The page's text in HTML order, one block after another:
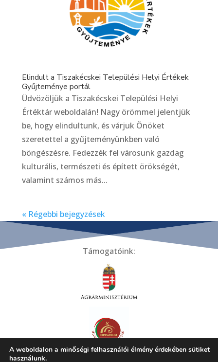
Elindult a Tiszakécskei Települési Helyi Értékek
Gyűjteménye portál
Üdvözöljük a Tiszakécskei Települési Helyi
Értéktár weboldalán! Nagy örömmel jelentjük
be, hogy elindultunk, és várjuk Önöket
szeretettel a gyűjteményünkben való
böngészésre. Fedezzék fel városunk gazdag
kulturális, természeti és épített örökségét,
valamint számos más...
« Régebbi bejegyzések
Támogatóink:
A weboldalon a minőségi felhasználói élmény érdekében sütiket
használunk.